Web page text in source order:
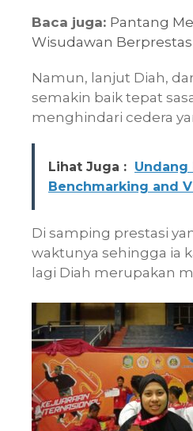
Baca juga: Pantang
Wisudawan
Namun, lanjut Diah,
semakin baik tepat
menghindari cedera
Lihat Juga : Undang
Benchmarking and
Di samping prestasi
waktunya sehingga ia
lagi Diah merupakan